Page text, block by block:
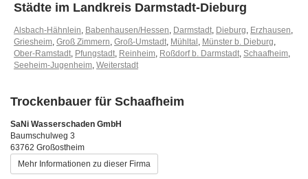
Städte im Landkreis Darmstadt-Dieburg
Alsbach-Hähnlein, Babenhausen/Hessen, Darmstadt, Dieburg, Erzhausen,
Griesheim, Groß Zimmern, Groß-Umstadt, Mühltal , Münster b. Dieburg,
Ober-Ramstadt, Pfungstadt, Reinheim, Roßdorf b. Darmstadt, Schaafheim,
Seeheim-Jugenheim, Weiterstadt
Trockenbauer für Schaafheim
SaNi Wasserschaden GmbH
Baumschulweg 3
63762 Großostheim
Mehr Informationen zu dieser Firma